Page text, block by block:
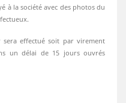
à la société avec des photos du
sera effectué soit par virement
un délai de 15 jours ouvrés